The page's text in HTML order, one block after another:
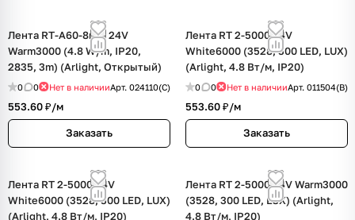
Лента RT-A60-8mm 24V
Warm3000 (4.8 W/m, IP20,
2835, 3m) (Arlight, Открытый)
0 0 Нет в наличииАрт. 024110(C)
553.60 ₽/м
Заказать
Лента RT 2-5000 24V
White6000 (3528, 300 LED, LUX)
(Arlight, 4.8 Вт/м, IP20)
0 0 Нет в наличииАрт. 011504(B)
553.60 ₽/м
Заказать
Лента RT 2-5000 24V
White6000 (3528, 300 LED, LUX)
(Arlight, 4.8 Вт/м, IP20)
Лента RT 2-5000 24V Warm3000
(3528, 300 LED, LUX) (Arlight,
4.8 Вт/м, IP20)